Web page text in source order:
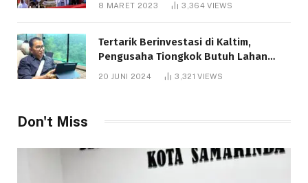
8 MARET 2023 3,364VIEWS
Tertarik Berinvestasi di Kaltim,
Pengusaha Tiongkok Butuh Lahan
1.000 Hektare
20 JUNI 2024 3,321VIEWS
Don't Miss